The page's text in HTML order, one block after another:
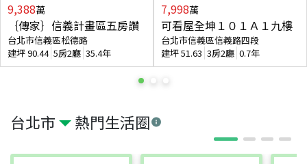
台北市 熱門生活圈
9,388萬
｛傳家｝信義計畫區五房讚
台北市信義區松德路
建坪90.44 5房2廳 35.4年
7,998萬
可看屋全坤１０１Ａ１九樓
台北市信義區信義路四段
建坪51.63 3房2廳 0.7年